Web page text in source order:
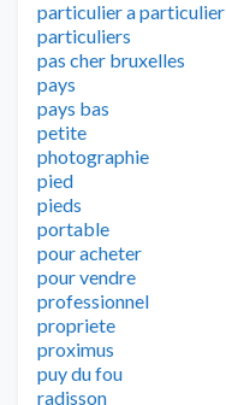
particulier a particulier
particuliers
pas cher bruxelles
pays
pays bas
petite
photographie
pied
pieds
portable
pour acheter
pour vendre
professionnel
propriete
proximus
puy du fou
radisson